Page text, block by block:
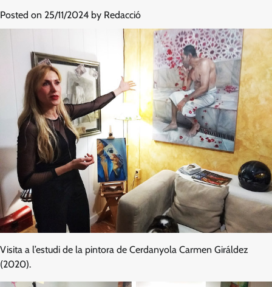
Posted on 25/11/2024 by Redacció
Visita a l’estudi de la pintora de Cerdanyola Carmen Giráldez
(2020).